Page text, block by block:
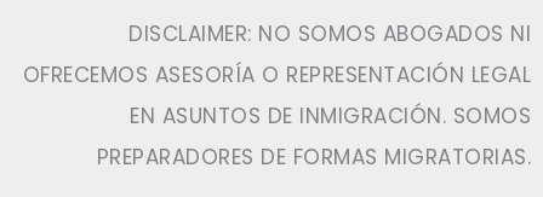
DISCLAIMER: NO SOMOS ABOGADOS NI
OFRECEMOS ASESORÍA O REPRESENTACIÓN LEGAL
EN ASUNTOS DE INMIGRACIÓN. SOMOS
PREPARADORES DE FORMAS MIGRATORIAS.